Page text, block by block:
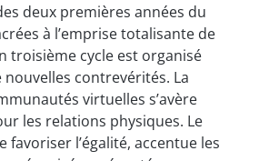
deux premières années du
à l’emprise totalisante de
troisième cycle est organisé
contrevérités. La
virtuelles s’avère
les relations physiques. Le
favoriser l’égalité, accentue les